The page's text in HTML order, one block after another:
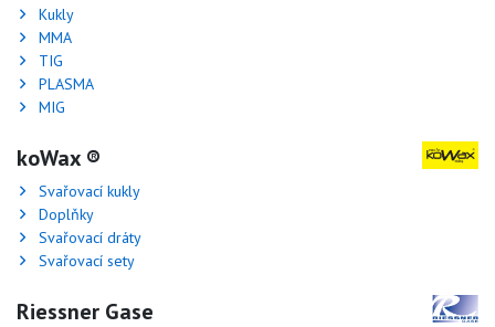
Kukly
MMA
TIG
PLASMA
MIG
koWax ®
Svařovací kukly
Doplňky
Svařovací dráty
Svařovací sety
Riessner Gase